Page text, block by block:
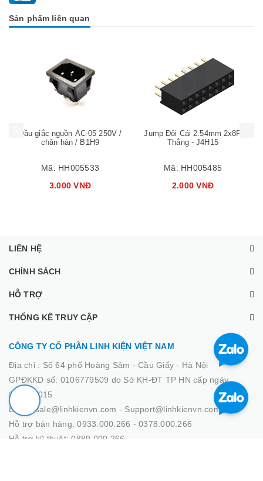
Sản phẩm liên quan
Đầu giắc nguồn AC-05 250V /
chân hàn / B1H9
Mã: HH005533
3.000 VNĐ
Jump Đôi Cái 2.54mm 2x8P
Thẳng - J4H15
Mã: HH005485
2.000 VNĐ
Mua hàng
LIÊN HỆ
CHÍNH SÁCH
HỖ TRỢ
THỐNG KÊ TRUY CẬP
CÔNG TY CỔ PHẦN LINH KIỆN VIỆT NAM
Địa chỉ : Số 64 phố Hoàng Sâm - Cầu Giấy - Hà Nội
GPĐKKD số: 0106779509 do Sở KH-ĐT TP HN cấp ngày
02/03/2015
Email: sale@linhkienvn.com - Support@linhkienvn.com
Hỗ trợ bán hàng: 0933.000.266 - 0378.000.266
Hỗ trợ kỹ thuật: 0889.000.266